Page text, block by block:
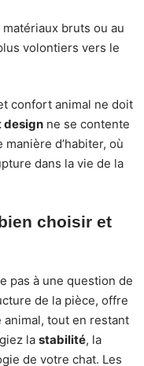
bruts ou au
volontiers vers le
confort animal ne doit
design ne se contente
d’habiter, où
dans la vie de la
choisir et
pas à une question de
de la pièce, offre
tout en restant
la stabilité, la
de votre chat. Les